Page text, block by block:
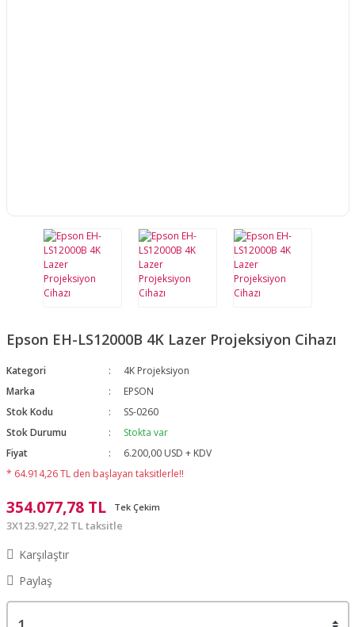
Epson EH-LS12000B 4K Lazer Projeksiyon Cihazı
Kategori
4K Projeksiyon
Marka
EPSON
Stok Kodu
SS-0260
Stok Durumu
Stokta var
Fiyat
6.200,00 USD + KDV
* 64.914,26 TL den başlayan taksitlerle!!
354.077,78 TL Tek Çekim
3X123.927,22 TL taksitle
Karşılaştır
Paylaş